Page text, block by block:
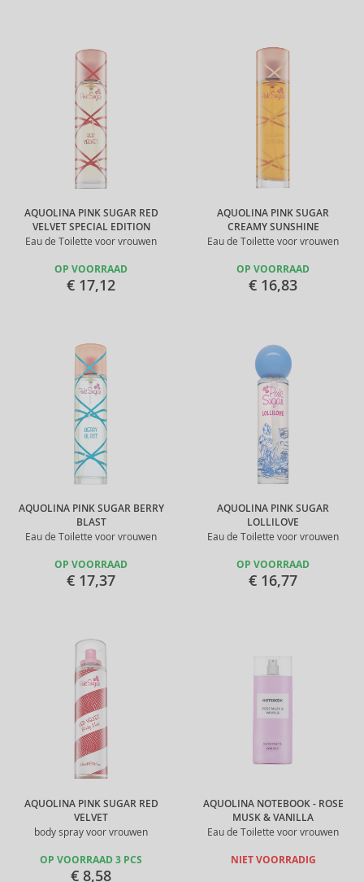
AQUOLINA PINK SUGAR RED
VELVET SPECIAL EDITION
Eau de Toilette voor vrouwen
OP VOORRAAD
€ 17,12
AQUOLINA PINK SUGAR
CREAMY SUNSHINE
Eau de Toilette voor vrouwen
OP VOORRAAD
€ 16,83
AQUOLINA PINK SUGAR BERRY
BLAST
Eau de Toilette voor vrouwen
OP VOORRAAD
€ 17,37
AQUOLINA PINK SUGAR
LOLLILOVE
Eau de Toilette voor vrouwen
OP VOORRAAD
€ 16,77
AQUOLINA PINK SUGAR RED
VELVET
body spray voor vrouwen
OP VOORRAAD 3 PCS
€ 8,58
AQUOLINA NOTEBOOK - ROSE
MUSK & VANILLA
Eau de Toilette voor vrouwen
NIET VOORRADIG